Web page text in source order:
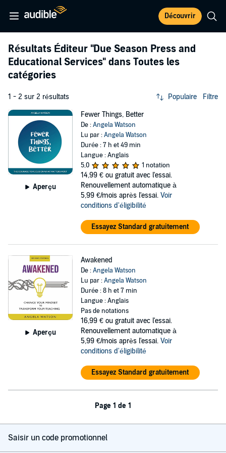
Découvrir
Résultats Éditeur "Due Season Press and
Educational Services" dans Toutes les
catégories
1 - 2 sur 2 résultats Populaire Filtre
Aperçu
Fewer Things, Better
De :Angela Watson
Lu par :Angela Watson
Durée : 7 h et 49 min
Langue : Anglais
5,0
1 notation
14,99 € ou gratuit avec l'essai.
Renouvellement automatique à
5,99 €/mois après l'essai. Voir
conditions d'éligibilité
Essayez Standard gratuitement
Aperçu
Awakened
De :Angela Watson
Lu par :Angela Watson
Durée : 8 h et 7 min
Langue : Anglais
Pas de notations
16,99 € ou gratuit avec l'essai.
Renouvellement automatique à
5,99 €/mois après l'essai. Voir
conditions d'éligibilité
Essayez Standard gratuitement
Page 1 de 1
Saisir un code promotionnel